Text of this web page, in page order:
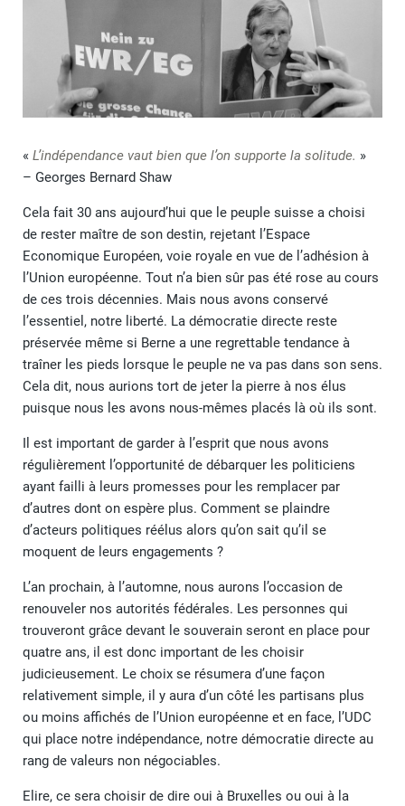
« L’indépendance vaut bien que l’on supporte la solitude. »
– Georges Bernard Shaw
Cela fait 30 ans aujourd’hui que le peuple suisse a choisi
de rester maître de son destin, rejetant l’Espace
Economique Européen, voie royale en vue de l’adhésion à
l’Union européenne. Tout n’a bien sûr pas été rose au cours
de ces trois décennies. Mais nous avons conservé
l’essentiel, notre liberté. La démocratie directe reste
préservée même si Berne a une regrettable tendance à
traîner les pieds lorsque le peuple ne va pas dans son sens.
Cela dit, nous aurions tort de jeter la pierre à nos élus
puisque nous les avons nous-mêmes placés là où ils sont.
Il est important de garder à l’esprit que nous avons
régulièrement l’opportunité de débarquer les politiciens
ayant failli à leurs promesses pour les remplacer par
d’autres dont on espère plus. Comment se plaindre
d’acteurs politiques réélus alors qu’on sait qu’il se
moquent de leurs engagements ?
L’an prochain, à l’automne, nous aurons l’occasion de
renouveler nos autorités fédérales. Les personnes qui
trouveront grâce devant le souverain seront en place pour
quatre ans, il est donc important de les choisir
judicieusement. Le choix se résumera d’une façon
relativement simple, il y aura d’un côté les partisans plus
ou moins affichés de l’Union européenne et en face, l’UDC
qui place notre indépendance, notre démocratie directe au
rang de valeurs non négociables.
Elire, ce sera choisir de dire oui à Bruxelles ou oui à la